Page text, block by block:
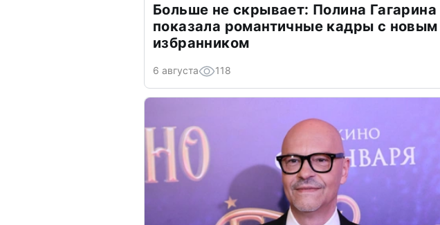
Больше не скрывает: Полина Гагарина
показала романтичные кадры с новым
избранником
6 августа 118